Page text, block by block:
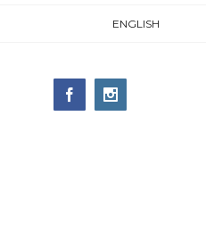
ENGLISH
FacebookInstagram